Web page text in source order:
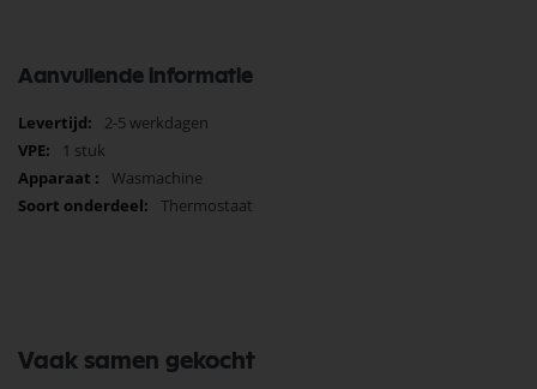
Aanvullende informatie
Meer
informatie
2-5 werkdagen
1 stuk
Wasmachine
Thermostaat
Vaak samen gekocht